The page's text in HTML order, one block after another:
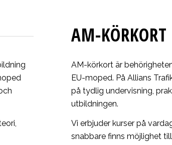
AM-
AM-körkort är
EU-moped. På Allians
på tydlig undervisning,
utbildningen.
Vi erbjuder kurser på
snabbare finns möjlighet